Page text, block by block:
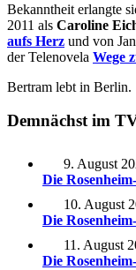
Bekanntheit erlangte
2011 als Caroline
aufs Herz und von
der Telenovela Wege
Bertram lebt in Berlin.
Demnächst im
9. August
Die
10. August
Die
11. August
Die